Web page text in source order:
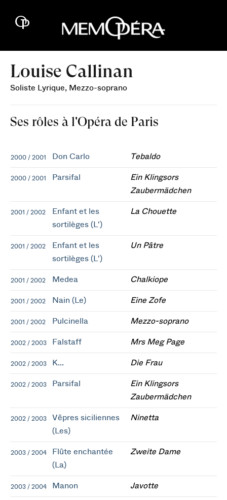
Louise Callinan
Soliste Lyrique, Mezzo-soprano
Ses rôles à l'Opéra de Paris
2000 / 2001 Don Carlo Tebaldo
2000 / 2001 Parsifal
Ein Klingsors
Zaubermädchen
2001 / 2002
Enfant et les
sortilèges (L')
La Chouette
2001 / 2002
Enfant et les
sortilèges (L')
Un Pâtre
2001 / 2002 Medea Chalkiope
2001 / 2002 Nain (Le) Eine Zofe
2001 / 2002 Pulcinella Mezzo-soprano
2002 / 2003 Falstaff Mrs Meg Page
2002 / 2003 K... Die Frau
2002 / 2003 Parsifal
Ein Klingsors
Zaubermädchen
2002 / 2003
Vêpres siciliennes
(Les)
Ninetta
2003 / 2004
Flûte enchantée
(La)
Zweite Dame
2003 / 2004 Manon Javotte